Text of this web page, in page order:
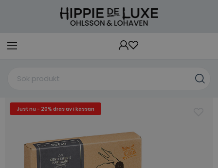
Just nu - 20% dras av i kassan